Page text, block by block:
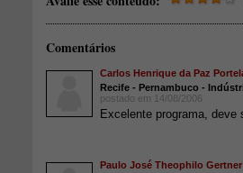
Comentários
Carlos Henrique da Paz
Recife - Pernambuco -
postado em 14/08/2006
Excelente programa,
Paulo José Theophilo Gertner